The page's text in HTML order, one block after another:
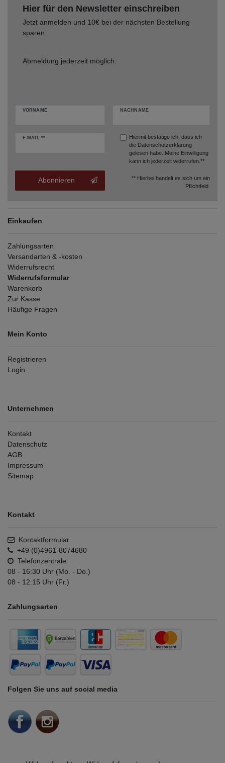
Hier für den Newsletter einschreiben
Jetzt anmelden und 10€ bei der nächsten Bestellung
sparen.
Abmeldung jederzeit möglich.
VORNAME NACHNAME
E-MAIL **
Hiermit bestätige ich, dass ich
die Datenschutzerklärung
gelesen habe. Meine Einwilligung
kann ich jederzeit widerrufen.**
Abonnieren
** Hierbei handelt es sich um ein
Pflichtfeld.
Einkaufen
Zahlungsarten
Versandarten & -kosten
Widerrufsrecht
Widerrufsformular
Warenkorb
Zur Kasse
Häufige Fragen
Mein Konto
Registrieren
Login
Unternehmen
Kontakt
Datenschutz
AGB
Impressum
Sitemap
Kontakt
Kontaktformular
+49 (0)4961-8074680
Telefonzentrale:
08 - 16:30 Uhr (Mo. - Do.)
08 - 12:15 Uhr (Fr.)
Zahlungsarten
Folgen Sie uns auf social media